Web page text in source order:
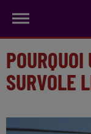
SURVOLE